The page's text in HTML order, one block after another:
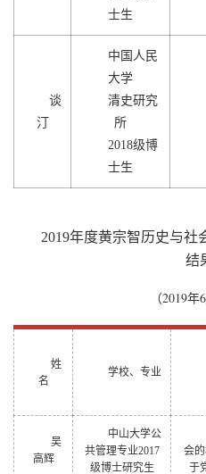
士生
谈
汀
中国人民
大学
清史研究
所
2018级博
士生
2019年度黄宗智历史与社
结
（2019年6
姓
名
学校、专业
吴
高辉
中山大学公
共管理专业2017
级博士研究生
会
于